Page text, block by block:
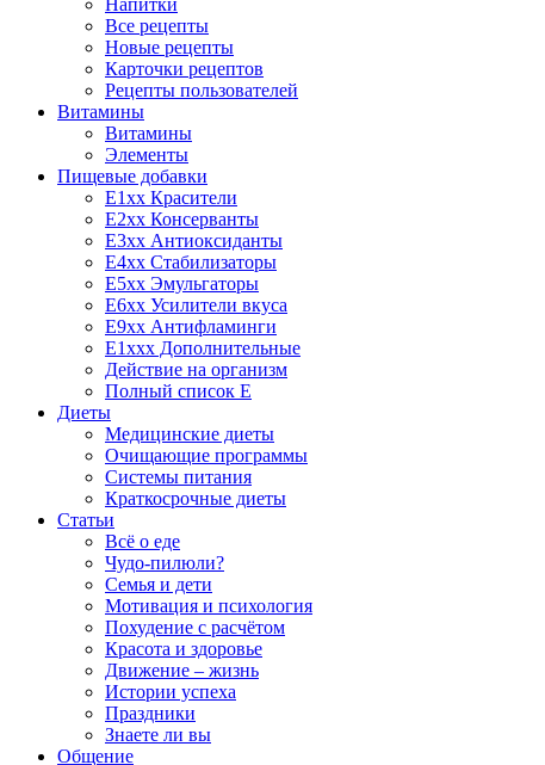
Все рецепты
Новые рецепты
Карточки рецептов
Рецепты пользователей
Витамины
Витамины
Элементы
Пищевые добавки
E1xx Красители
E2xx Консерванты
E3xx Антиоксиданты
E4xx Стабилизаторы
E5xx Эмульгаторы
E6xx Усилители вкуса
E9xx Антифламинги
E1xxx Дополнительные
Действие на организм
Полный список E
Диеты
Медицинские диеты
Очищающие программы
Системы питания
Краткосрочные диеты
Статьи
Всё о еде
Чудо-пилюли?
Семья и дети
Мотивация и психология
Похудение с расчётом
Красота и здоровье
Движение – жизнь
Истории успеха
Праздники
Знаете ли вы
Общение